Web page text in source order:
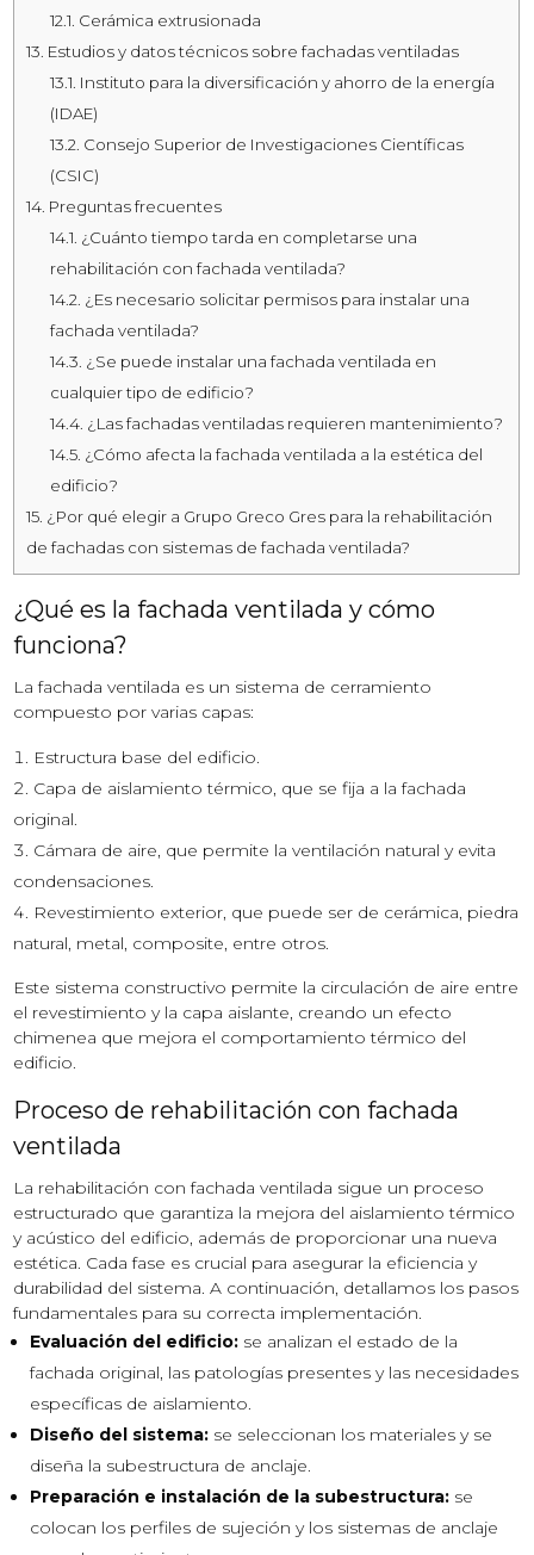
12.1. Cerámica extrusionada
13. Estudios y datos técnicos sobre fachadas ventiladas
13.1. Instituto para la diversificación y ahorro de la energía
(IDAE)
13.2. Consejo Superior de Investigaciones Científicas
(CSIC)
14. Preguntas frecuentes
14.1. ¿Cuánto tiempo tarda en completarse una
rehabilitación con fachada ventilada?
14.2. ¿Es necesario solicitar permisos para instalar una
fachada ventilada?
14.3. ¿Se puede instalar una fachada ventilada en
cualquier tipo de edificio?
14.4. ¿Las fachadas ventiladas requieren mantenimiento?
14.5. ¿Cómo afecta la fachada ventilada a la estética del
edificio?
15. ¿Por qué elegir a Grupo Greco Gres para la rehabilitación
de fachadas con sistemas de fachada ventilada?
¿Qué es la fachada ventilada y cómo
funciona?
La fachada ventilada es un sistema de cerramiento
compuesto por varias capas:
Estructura base del edificio.
Capa de aislamiento térmico, que se fija a la fachada
original.
Cámara de aire, que permite la ventilación natural y evita
condensaciones.
Revestimiento exterior, que puede ser de cerámica, piedra
natural, metal, composite, entre otros.
Este sistema constructivo permite la circulación de aire entre
el revestimiento y la capa aislante, creando un efecto
chimenea que mejora el comportamiento térmico del
edificio.
Proceso de rehabilitación con fachada
ventilada
La rehabilitación con fachada ventilada sigue un proceso
estructurado que garantiza la mejora del aislamiento térmico
y acústico del edificio, además de proporcionar una nueva
estética. Cada fase es crucial para asegurar la eficiencia y
durabilidad del sistema. A continuación, detallamos los pasos
fundamentales para su correcta implementación.
Evaluación del edificio: se analizan el estado de la
fachada original, las patologías presentes y las necesidades
específicas de aislamiento.
Diseño del sistema: se seleccionan los materiales y se
diseña la subestructura de anclaje.
Preparación e instalación de la subestructura: se
colocan los perfiles de sujeción y los sistemas de anclaje